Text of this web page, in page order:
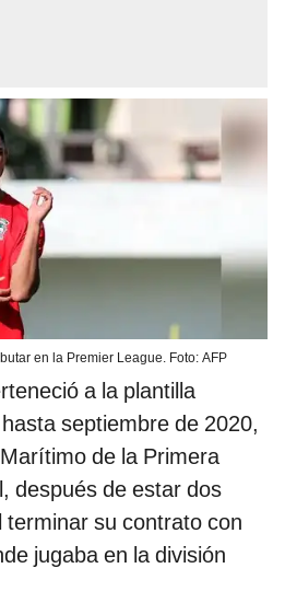
en la Premier League. Foto: AFP
a la plantilla
septiembre de 2020,
de la Primera
después de estar dos
terminar su contrato con
jugaba en la división